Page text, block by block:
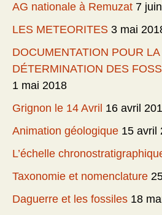
AG nationale à Remuzat 7
LES METEORITES 3 mai
DOCUMENTATION POUR LA
DÉTERMINATION DES
1 mai 2018
Grignon le 14 Avril 16 avril
Animation géologique 15 avril
L’échelle
Taxonomie et nomenclature
Daguerre et les fossiles 18